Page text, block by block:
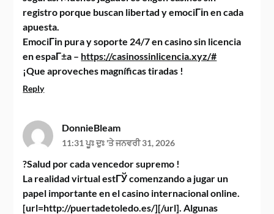
registro porque buscan libertad y emociГіn en cada
apuesta.
EmociГіn pura y soporte 24/7 en casino sin licencia
en espaГ±a – https://casinossinlicencia.xyz/#
¡Que aproveches magníficas tiradas !
Reply
DonnieBleam
11:31 ਪੂਃ ਦੁਃ 'ਤੇ ਜਨਵਰੀ 31, 2026
?Salud por cada vencedor supremo !
La realidad virtual estГЎ comenzando a jugar un
papel importante en el casino internacional online.
[url=http://puertadetoledo.es/][/url]. Algunas